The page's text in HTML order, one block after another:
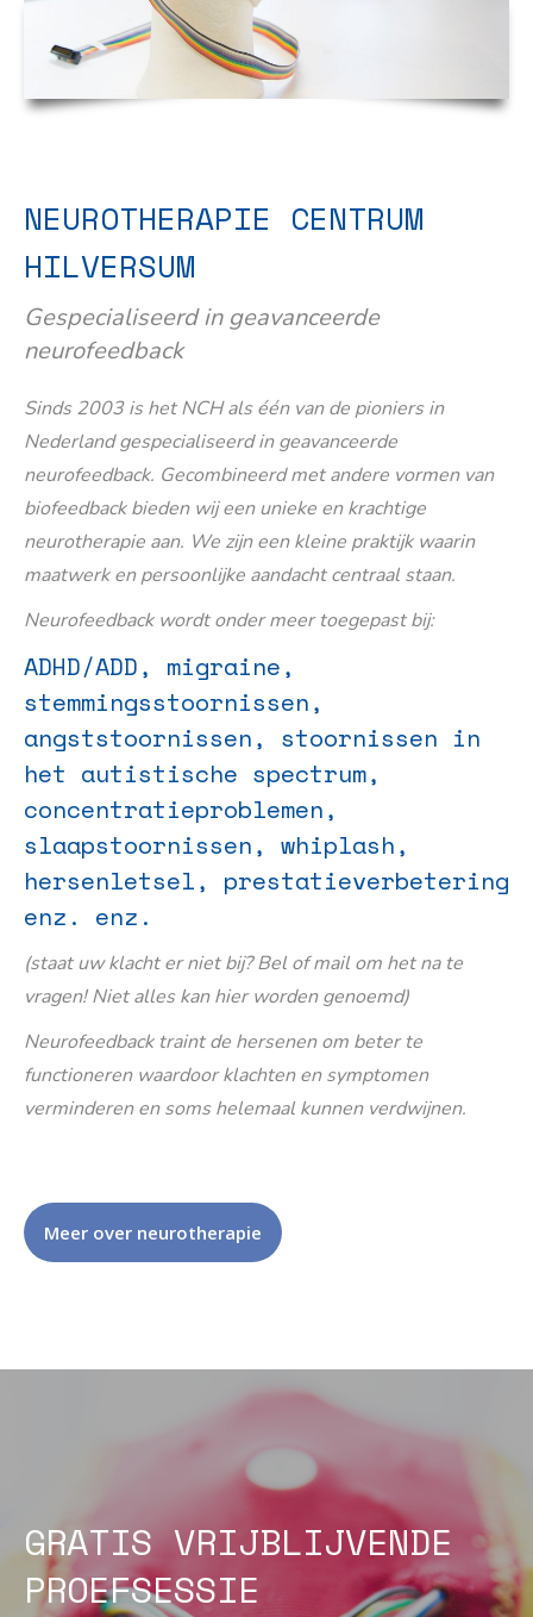
NEUROTHERAPIE CENTRUM
HILVERSUM
Gespecialiseerd in geavanceerde
neurofeedback
Sinds 2003 is het NCH als één van de pioniers in
Nederland gespecialiseerd in geavanceerde
neurofeedback. Gecombineerd met andere vormen van
biofeedback bieden wij een unieke en krachtige
neurotherapie aan. We zijn een kleine praktijk waarin
maatwerk en persoonlijke aandacht centraal staan.
Neurofeedback wordt onder meer toegepast bij:
ADHD/ADD, migraine,
stemmingsstoornissen,
angststoornissen, stoornissen in
het autistische spectrum,
concentratieproblemen,
slaapstoornissen, whiplash,
hersenletsel, prestatieverbetering
enz. enz.
(staat uw klacht er niet bij? Bel of mail om het na te
vragen! Niet alles kan hier worden genoemd)
Neurofeedback traint de hersenen om beter te
functioneren waardoor klachten en symptomen
verminderen en soms helemaal kunnen verdwijnen.
Meer over neurotherapie
GRATIS VRIJBLIJVENDE
PROEFSESSIE